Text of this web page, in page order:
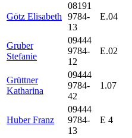
Götz Elisabeth
08191
9784-
13
E.04
Gruber
Stefanie
09444
9784-
12
E.02
Grüttner
Katharina
09444
9784-
42
1.07
Huber Franz
09444
9784-
13
E 4